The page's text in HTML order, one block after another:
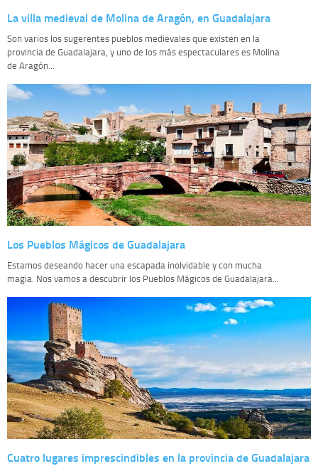
La villa medieval de Molina de Aragón, en Guadalajara
Son varios los sugerentes pueblos medievales que existen en la
provincia de Guadalajara, y uno de los más espectaculares es Molina
de Aragón...
Los Pueblos Mágicos de Guadalajara
Estamos deseando hacer una escapada inolvidable y con mucha
magia. Nos vamos a descubrir los Pueblos Mágicos de Guadalajara...
Cuatro lugares imprescindibles en la provincia de Guadalajara